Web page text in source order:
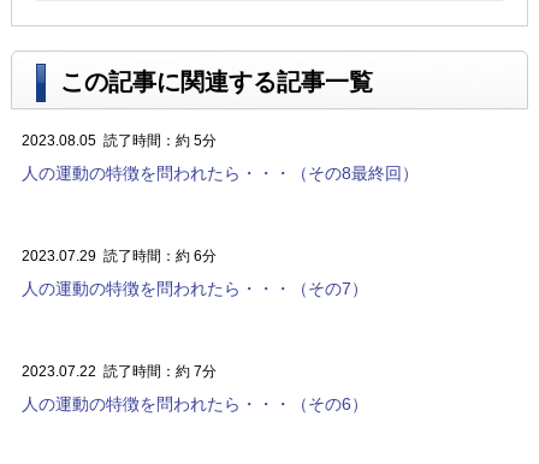
この記事に関連する記事一覧
2023.08.05 読了時間：約 5分
人の運動の特徴を問われたら・・・（その8最終回）
2023.07.29 読了時間：約 6分
人の運動の特徴を問われたら・・・（その7）
2023.07.22 読了時間：約 7分
人の運動の特徴を問われたら・・・（その6）